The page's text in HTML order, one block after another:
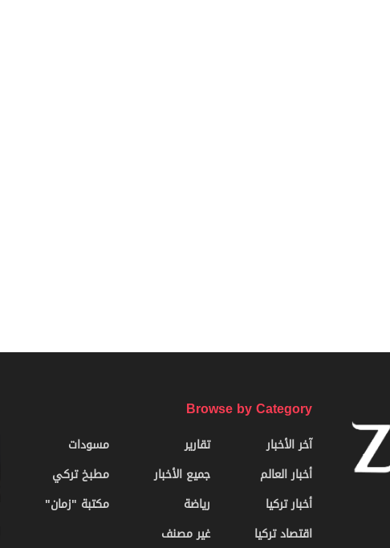
Browse by Category
آخر الأخبار
أخبار العالم
أخبار تركيا
اقتصاد تركيا
تقارير
جميع الأخبار
رياضة
غير مصنف
مسودات
مطبخ تركي
مكتبة "زمان"